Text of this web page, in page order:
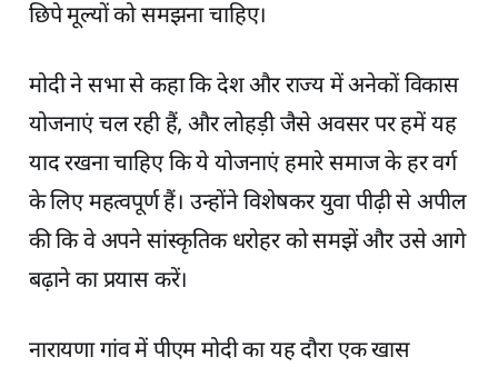
छिपे मूल्यों को समझना चाहिए।
मोदी ने सभा से कहा कि देश और राज्य में अनेकों विकास
योजनाएं चल रही हैं, और लोहड़ी जैसे अवसर पर हमें यह
याद रखना चाहिए कि ये योजनाएं हमारे समाज के हर वर्ग
के लिए महत्वपूर्ण हैं। उन्होंने विशेषकर युवा पीढ़ी से अपील
की कि वे अपने सांस्कृतिक धरोहर को समझें और उसे आगे
बढ़ाने का प्रयास करें।
नारायणा गांव में पीएम मोदी का यह दौरा एक खास